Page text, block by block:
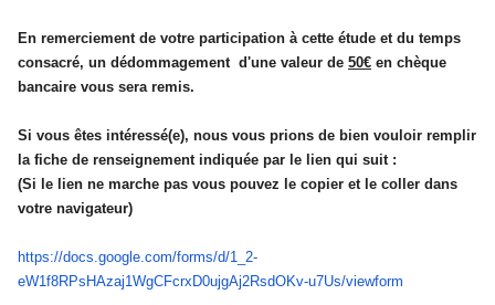
En remerciement de votre participation à cette étude et du temps
consacré, un dédommagement d'une valeur de 50€ en chèque
bancaire vous sera remis.
Si vous êtes intéressé(e), nous vous prions de bien vouloir remplir
la fiche de renseignement indiquée par le lien qui suit :
(Si le lien ne marche pas vous pouvez le copier et le coller dans
votre navigateur)
https://docs.google.com/forms/d/1_2-
eW1f8RPsHAzaj1WgCFcrxD0ujgAj2RsdOKv-u7Us/viewform